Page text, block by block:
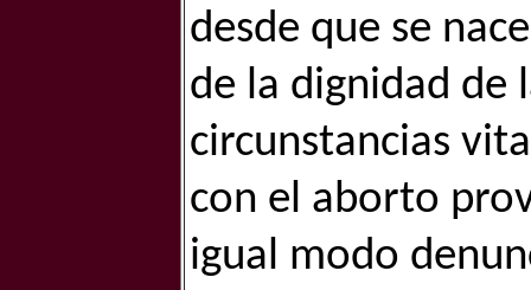
desde que se
de la dignidad de
circunstancias
con el aborto
igual modo